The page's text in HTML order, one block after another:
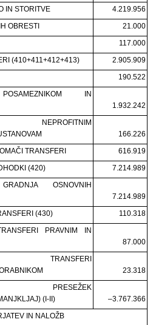
IN STORITVE
4.219.956
OBRESTI
21.000
117.000
(410+411+412+413)
2.905.909
190.522
IN
1.932.242
NEPROFITNIM
166.226
TRANSFERI
616.919
(420)
7.214.989
OSNOVNIH
7.214.989
(430)
110.318
PRAVNIM IN
87.000
TRANSFERI
23.318
PRESEŽEK
(I-II)
–3.767.366
IN NALOŽB